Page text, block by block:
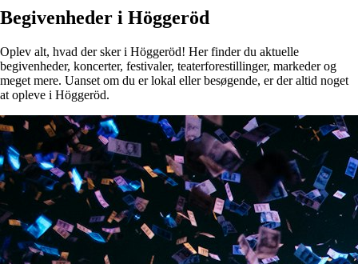
Begivenheder i Höggeröd
Oplev alt, hvad der sker i Höggeröd! Her finder du aktuelle
begivenheder, koncerter, festivaler, teaterforestillinger, markeder og
meget mere. Uanset om du er lokal eller besøgende, er der altid noget
at opleve i Höggeröd.